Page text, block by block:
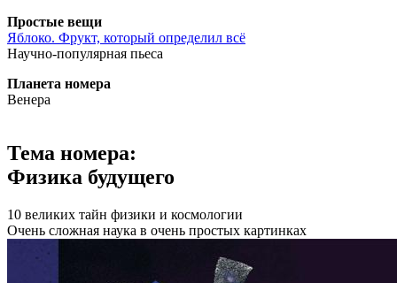
Простые вещи
Яблоко. Фрукт, который определил всё
Научно-популярная пьеса
Планета номера
Венера
Тема номера:
Физика будущего
10 великих тайн физики и космологии
Очень сложная наука в очень простых картинках